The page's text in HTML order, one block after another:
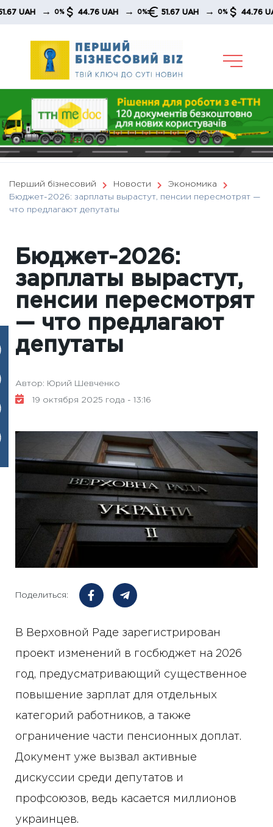
Skip
→ 0% 44.76 UAH → 0% 51.67 UAH → 0% 44.76 UAH →
Перший бізнесовий Новости
Экономика
Бюджет-2026: зарплаты вырастут, пенсии пересмотрят —
что предлагают депутаты
Бюджет-2026:
зарплаты вырастут,
пенсии пересмотрят
— что предлагают
депутаты
Автор: Юрий Шевченко
19 октября 2025 года - 13:16
Поделиться:
В Верховной Раде зарегистрирован
проект изменений в госбюджет на 2026
год, предусматривающий существенное
повышение зарплат для отдельных
категорий работников, а также
ограничение части пенсионных доплат.
Документ уже вызвал активные
дискуссии среди депутатов и
профсоюзов, ведь касается миллионов
украинцев.